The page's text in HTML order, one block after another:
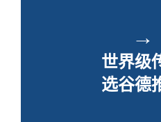
→
世界级
选谷德